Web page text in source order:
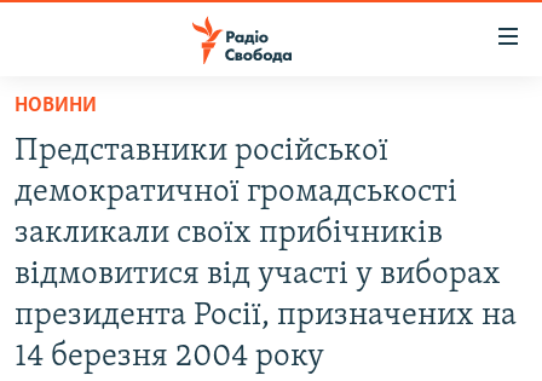
Перейти
основного
матеріалу
до
основної
навігації
Перейти
до
ВСЕ ЗА ДОБУ
СУСПІЛЬСТВО
ВІЙНА
РОСІЙСЬКА «ФІЛЬТРАЦІЯ»
ДОНБАС.РЕАЛІЇ
НОВИНИ
Представники російської
демократичної громадськості
закликали своїх прибічників
відмовитися від участі у виборах
президента Росії, призначених на
14 березня 2004 року